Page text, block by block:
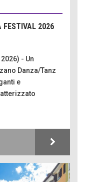
FESTIVAL 2026
- Un
Danza/Tanz
e